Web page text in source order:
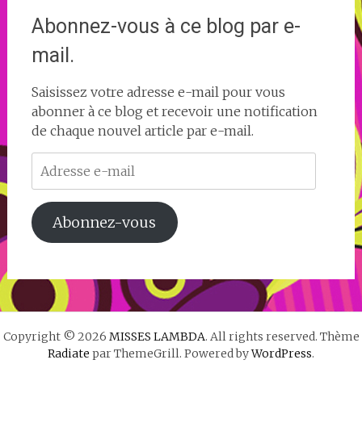
Abonnez-vous à ce blog par e-
mail.
Saisissez votre adresse e-mail pour vous
abonner à ce blog et recevoir une notification
de chaque nouvel article par e-mail.
Adresse
e-
mail
Abonnez-vous
Copyright © 2026 MISSES LAMBDA. All rights reserved. Thème
Radiate par ThemeGrill. Powered byWordPress.